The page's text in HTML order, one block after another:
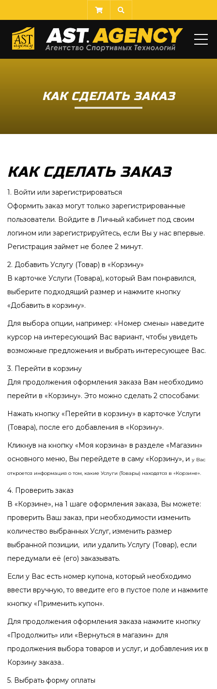
КАК СДЕЛАТЬ ЗАКАЗ
КАК СДЕЛАТЬ ЗАКАЗ
1. Войти или зарегистрироваться
Оформить заказ могут только зарегистрированные
пользователи. Войдите в Личный кабинет под своим
логином или зарегистрируйтесь, если Вы у нас впервые.
Регистрация займет не более 2 минут.
2. Добавить Услугу (Товар) в «Корзину»
В карточке Услуги (Товара), который Вам понравился,
выберите подходящий размер и нажмите кнопку
«Добавить в корзину».
Для выбора опции, например: «Номер смены» наведите
курсор на интересующий Вас вариант, чтобы увидеть
возможные предложения и выбрать интересующее Вас.
3. Перейти в корзину
Для продолжения оформления заказа Вам необходимо
перейти в «Корзину». Это можно сделать 2 способами:
Нажать кнопку «Перейти в корзину» в карточке Услуги
(Товара), после его добавления в «Корзину».
Кликнув на кнопку «Моя корзина» в разделе «Магазин»
основного меню, Вы перейдете в саму «Корзину», и у Вас
откроется информация о том, какие Услуги (Товары) находятся в «Корзине».
4. Проверить заказ
В «Корзине», на 1 шаге оформления заказа, Вы можете:
проверить Ваш заказ, при необходимости изменить
количество выбранных Услуг, изменить размер
выбранной позиции, или удалить Услугу (Товар), если
передумали её (его) заказывать.
Если у Вас есть номер купона, который необходимо
ввести вручную, то введите его в пустое поле и нажмите
кнопку «Применить купон».
Для продолжения оформления заказа нажмите кнопку
«Продолжить» или «Вернуться в магазин» для
продолжения выбора товаров и услуг, и добавления их в
Корзину заказа..
5. Выбрать форму оплаты